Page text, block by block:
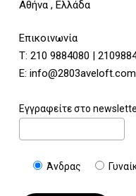
Αθήνα , Ελλάδα
Επικοινωνία
Τ: 210 9884080 |
E: info@2803aveloft.com
Εγγραφείτε στο
Άνδρας